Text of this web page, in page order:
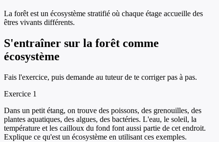
La forêt est un écosystème stratifié où chaque étage accueille des
êtres vivants différents.
S'entraîner sur la forêt comme
écosystème
Fais l'exercice, puis demande au tuteur de te corriger pas à pas.
Exercice 1
Dans un petit étang, on trouve des poissons, des grenouilles, des
plantes aquatiques, des algues, des bactéries. L'eau, le soleil, la
température et les cailloux du fond font aussi partie de cet endroit.
Explique ce qu'est un écosystème en utilisant ces exemples.